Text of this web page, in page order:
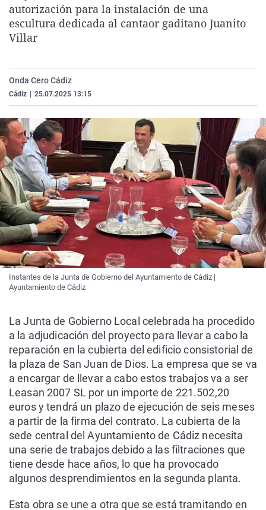
La rosa de los vientos
Gente viajera
Caso
Retornados
Operación Viuda
Extremadura
Galicia
Navarra
Virales
Televisión
autorización para la instalación de una
escultura dedicada al cantaor gaditano Juanito
Villar
Onda Cero Cádiz
Cádiz 25.07.2025 13:15
Instantes de la Junta de Gobierno del Ayuntamiento de Cádiz |
Ayuntamiento de Cádiz
La Junta de Gobierno Local celebrada ha procedido
a la adjudicación del proyecto para llevar a cabo la
reparación en la cubierta del edificio consistorial de
la plaza de San Juan de Dios. La empresa que se va
a encargar de llevar a cabo estos trabajos va a ser
Leasan 2007 SL por un importe de 221.502,20
euros y tendrá un plazo de ejecución de seis meses
a partir de la firma del contrato. La cubierta de la
sede central del Ayuntamiento de Cádiz necesita
una serie de trabajos debido a las filtraciones que
tiene desde hace años, lo que ha provocado
algunos desprendimientos en la segunda planta.
Esta obra se une a otra que se está tramitando en